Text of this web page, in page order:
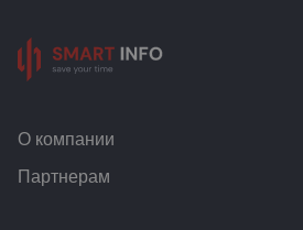
О компании
Партнерам